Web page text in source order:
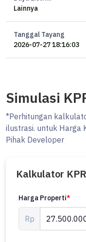
Lainnya
Tanggal Tayang
2026-07-27 18:16:03
Simulasi
*Perhitungan
ilustrasi. untuk Harga
Pihak Developer
Kalkulator KPR
Harga Properti*
Rp